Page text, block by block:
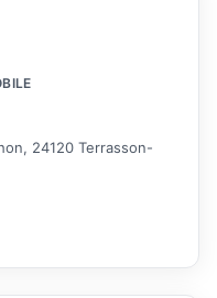
24120 Terrasson-